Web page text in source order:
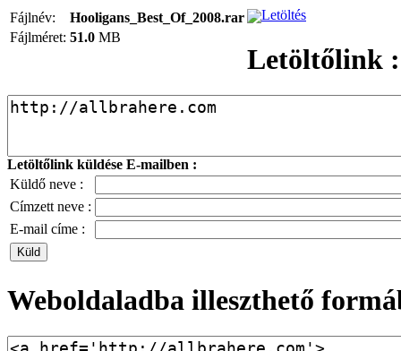
Fájlnév:
Hooligans_Best_Of_2008.rar
Fájlméret: 51.0 MB
Letöltés
Letöltőlink :
Letöltőlink küldése E-mailben :
Küldő neve :
Címzett neve :
E-mail címe :
Weboldaladba illeszthető